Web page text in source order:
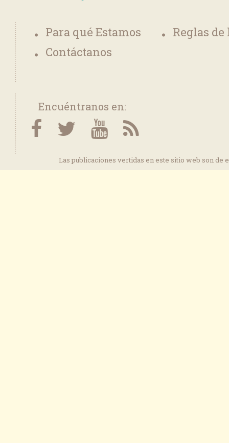
Para qué Estamos
Reglas
Contáctanos
Encuéntranos en:
Las publicaciones vertidas en este sitio web son de